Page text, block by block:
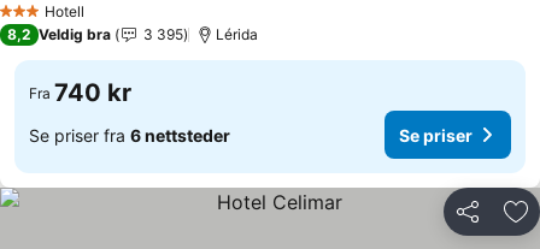
3 StjernerHotell
8,2 Veldig bra 3 395 Lérida
Fra 740 kr
Se priser fra 6 nettsteder Se priser
Del